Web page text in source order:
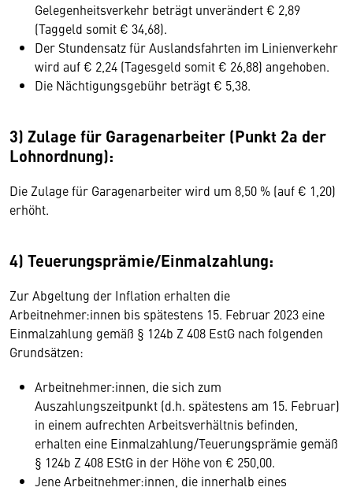
Gelegenheitsverkehr beträgt unverändert € 2,89
(Taggeld somit € 34,68).
Der Stundensatz für Auslandsfahrten im Linienverkehr
wird auf € 2,24 (Tagesgeld somit € 26,88) angehoben.
Die Nächtigungsgebühr beträgt € 5,38.
3) Zulage für Garagenarbeiter (Punkt 2a der
Lohnordnung):
Die Zulage für Garagenarbeiter wird um 8,50 % (auf € 1,20)
erhöht.
4) Teuerungsprämie/Einmalzahlung:
Zur Abgeltung der Inflation erhalten die
Arbeitnehmer:innen bis spätestens 15. Februar 2023 eine
Einmalzahlung gemäß § 124b Z 408 EstG nach folgenden
Grundsätzen:
Arbeitnehmer:innen, die sich zum
Auszahlungszeitpunkt (d.h. spätestens am 15. Februar)
in einem aufrechten Arbeitsverhältnis befinden,
erhalten eine Einmalzahlung/Teuerungsprämie gemäß
§ 124b Z 408 EStG in der Höhe von € 250,00.
Jene Arbeitnehmer:innen, die innerhalb eines